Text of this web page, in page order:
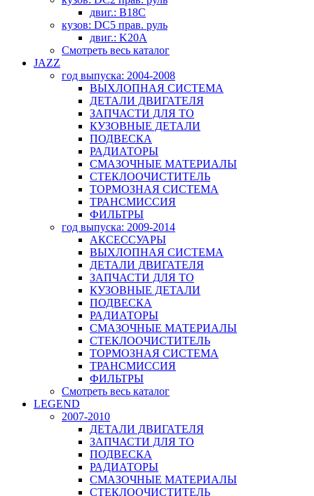
двиг.: B18C
кузов: DC5 прав. руль
двиг.: K20A
Смотреть весь каталог
JAZZ
год выпуска: 2004-2008
ВЫХЛОПНАЯ СИСТЕМА
ДЕТАЛИ ДВИГАТЕЛЯ
ЗАПЧАСТИ ДЛЯ ТО
КУЗОВНЫЕ ДЕТАЛИ
ПОДВЕСКА
РАДИАТОРЫ
СМАЗОЧНЫЕ МАТЕРИАЛЫ
СТЕКЛООЧИСТИТЕЛЬ
ТОРМОЗНАЯ СИСТЕМА
ТРАНСМИССИЯ
ФИЛЬТРЫ
год выпуска: 2009-2014
АКСЕССУАРЫ
ВЫХЛОПНАЯ СИСТЕМА
ДЕТАЛИ ДВИГАТЕЛЯ
ЗАПЧАСТИ ДЛЯ ТО
КУЗОВНЫЕ ДЕТАЛИ
ПОДВЕСКА
РАДИАТОРЫ
СМАЗОЧНЫЕ МАТЕРИАЛЫ
СТЕКЛООЧИСТИТЕЛЬ
ТОРМОЗНАЯ СИСТЕМА
ТРАНСМИССИЯ
ФИЛЬТРЫ
Смотреть весь каталог
LEGEND
2007-2010
ДЕТАЛИ ДВИГАТЕЛЯ
ЗАПЧАСТИ ДЛЯ ТО
ПОДВЕСКА
РАДИАТОРЫ
СМАЗОЧНЫЕ МАТЕРИАЛЫ
СТЕКЛООЧИСТИТЕЛЬ